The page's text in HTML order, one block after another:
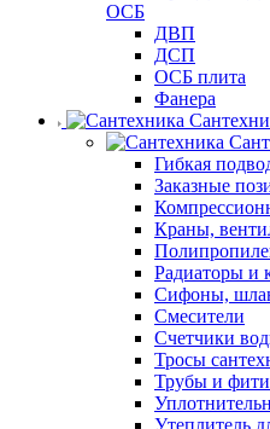
ОСБ
ДВП
ДСП
ОСБ плита
Фанера
Гибкая
Заказные
Краны,
Радиаторы и
Сифоны,
Смесители
Счетчики
Тросы
Трубы и
Утеплитель